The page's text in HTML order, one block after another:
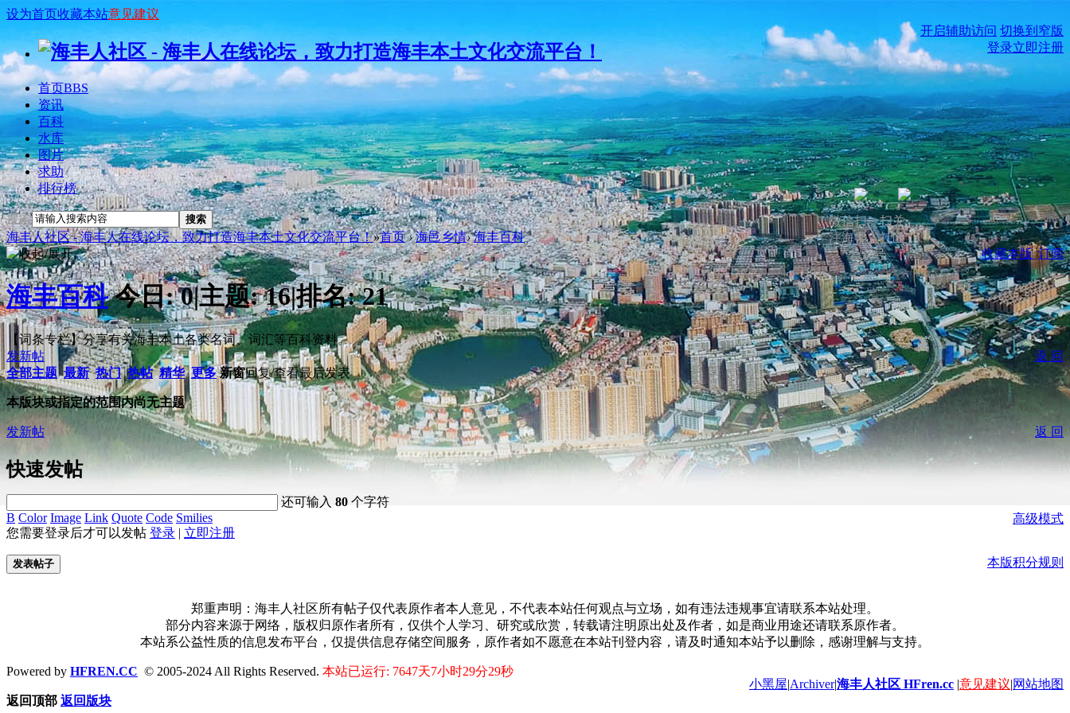
设为首页收藏本站意见建议
开启辅助访问 切换到窄版
登录立即注册
首页BBS
资讯
百科
水库
图片
求助
排行榜
搜索 搜索
海丰人社区 - 海丰人在线论坛，致力打造海丰本土文化交流平台！»首页 › 海邑乡情› 海丰百科
收藏本版|订阅
海丰百科 今日:0|主题:16|排名:21
【词条专栏】分享有关海丰本土各类名词、词汇等百科资料。
返 回
发新帖
新窗
全部主题 最新 热门 热帖 精华 更多 回复/查看最后发表
本版块或指定的范围内尚无主题
返 回
发新帖
快速发帖
还可输入80 个字符
高级模式
B Color Image Link Quote Code Smilies
您需要登录后才可以发帖 登录 | 立即注册
本版积分规则
发表帖子
微信扫一扫关
注海丰人社区
公众号
郑重声明：海丰人社区所有帖子仅代表原作者本人意见，不代表本站任何观点与立场，如有违法违规事宜请联系本站处理。
部分内容来源于网络，版权归原作者所有，仅供个人学习、研究或欣赏，转载请注明原出处及作者，如是商业用途还请联系原作者。
本站系公益性质的信息发布平台，仅提供信息存储空间服务，原作者如不愿意在本站刊登内容，请及时通知本站予以删除，感谢理解与支持。
小黑屋|Archiver|海丰人社区 HFren.cc |意见建议|网站地图
Powered by HFREN.CC © 2005-2024 All Rights Reserved. 本站已运行: 7647天7小时29分29秒
返回顶部 返回版块